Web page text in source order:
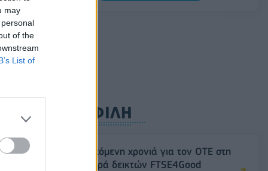
may
of the
List of
ΔΗΜΟΦΙΛΗ
18η συνεχόμενη χρονιά για τον ΟΤΕ στη
διεθνή σειρά δεικτών FTSE4Good